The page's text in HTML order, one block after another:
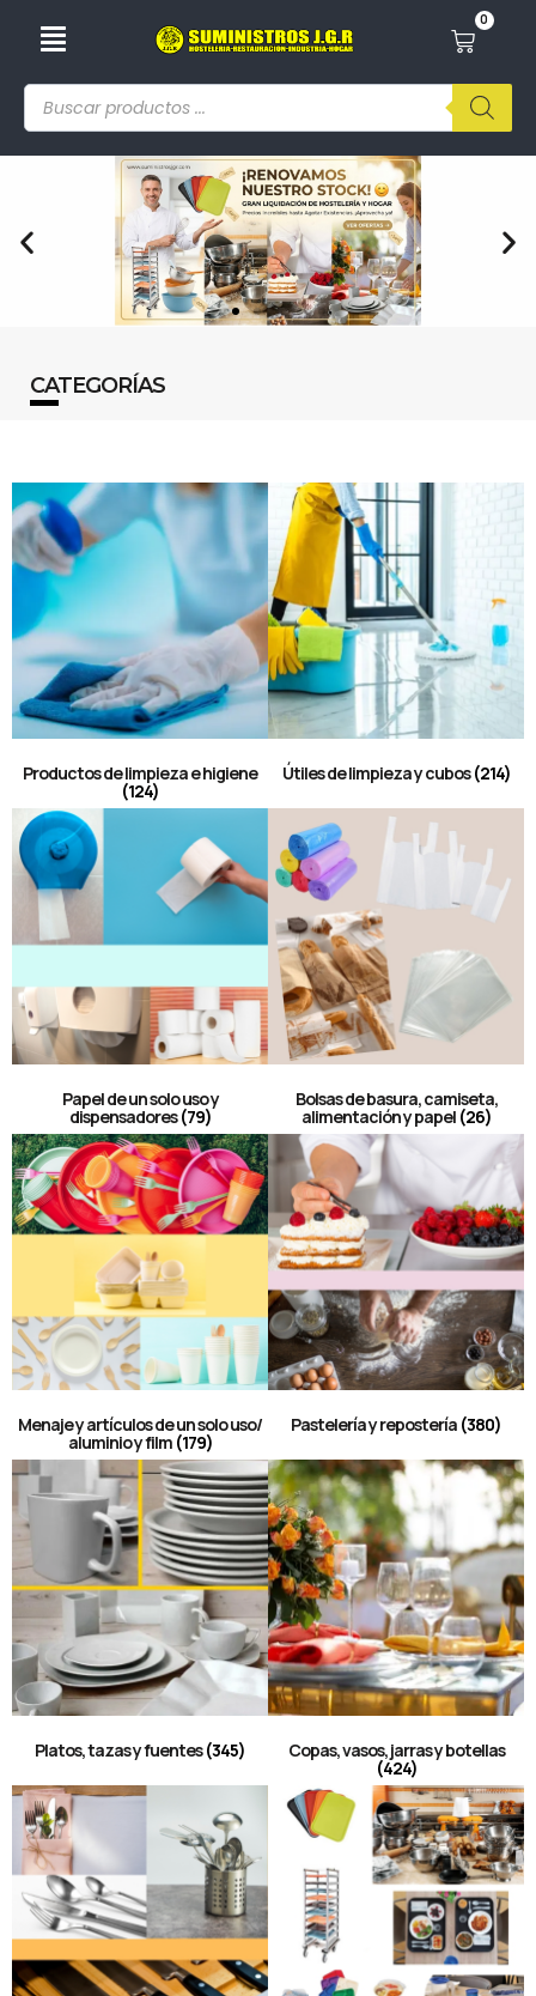
0
CATEGORÍAS
Productos de limpieza e higiene
(124)
Útiles de limpieza y cubos(214)
Papel de un solo uso y
dispensadores(79)
Bolsas de basura, camiseta,
alimentación y papel (26)
Menaje y artículos de un solo uso/
aluminio y film (179)
Pastelería y repostería (380)
Platos, tazas y fuentes(345) Copas, vasos, jarras y botellas
(424)